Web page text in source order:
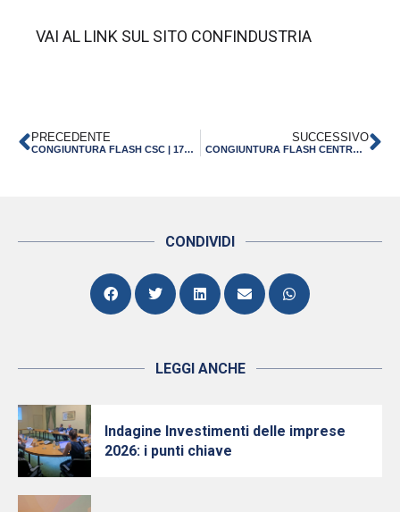
VAI AL LINK SUL SITO CONFINDUSTRIA
PRECEDENTE
CONGIUNTURA FLASH CSC | 17 GIUGNO 2022
SUCCESSIVO
CONGIUNTURA FLASH CENTRO STUDI CONFINDUSTRIA – LUGLIO 2022
CONDIVIDI
LEGGI ANCHE
Indagine Investimenti delle imprese
2026: i punti chiave